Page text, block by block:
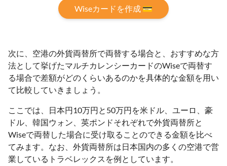
Wiseカードを作成 💳
次に、空港の外貨両替所で両替する場合と、おすすめな方
法として挙げたマルチカレンシーカードのWiseで両替す
る場合で差額がどのくらいあるのかを具体的な金額を用い
て比較していきましょう。
ここでは、日本円10万円と50万円を米ドル、ユーロ、豪
ドル、韓国ウォン、英ポンドそれぞれで外貨両替所と
Wiseで両替した場合に受け取ることのできる金額を比べ
てみます。なお、外貨両替所は日本国内の多くの空港で営
業しているトラベレックスを例としています。